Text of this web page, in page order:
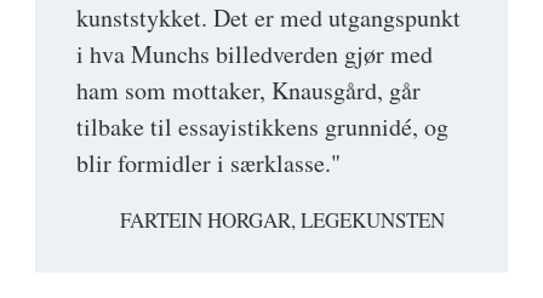
kunststykket. Det er med utgangspunkt
i hva Munchs billedverden gjør med
ham som mottaker, Knausgård, går
tilbake til essayistikkens grunnidé, og
blir formidler i særklasse."
FARTEIN HORGAR, LEGEKUNSTEN